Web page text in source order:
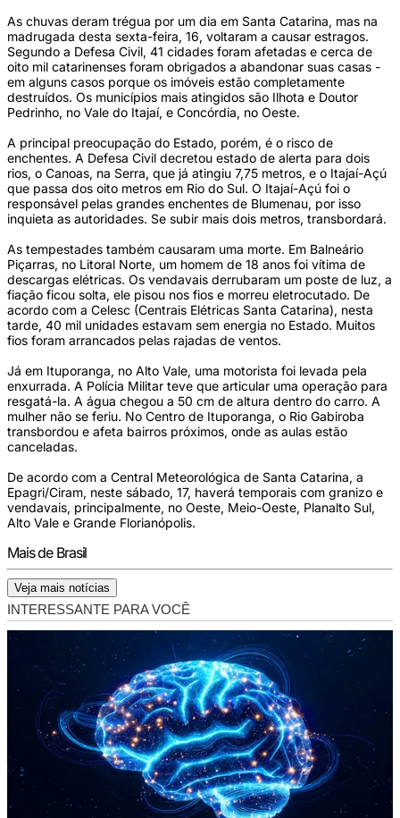
As chuvas deram trégua por um dia em Santa Catarina, mas na
madrugada desta sexta-feira, 16, voltaram a causar estragos.
Segundo a Defesa Civil, 41 cidades foram afetadas e cerca de
oito mil catarinenses foram obrigados a abandonar suas casas -
em alguns casos porque os imóveis estão completamente
destruídos. Os municípios mais atingidos são Ilhota e Doutor
Pedrinho, no Vale do Itajaí, e Concórdia, no Oeste.
A principal preocupação do Estado, porém, é o risco de
enchentes. A Defesa Civil decretou estado de alerta para dois
rios, o Canoas, na Serra, que já atingiu 7,75 metros, e o Itajaí-Açú
que passa dos oito metros em Rio do Sul. O Itajaí-Açú foi o
responsável pelas grandes enchentes de Blumenau, por isso
inquieta as autoridades. Se subir mais dois metros, transbordará.
As tempestades também causaram uma morte. Em Balneário
Piçarras, no Litoral Norte, um homem de 18 anos foi vítima de
descargas elétricas. Os vendavais derrubaram um poste de luz, a
fiação ficou solta, ele pisou nos fios e morreu eletrocutado. De
acordo com a Celesc (Centrais Elétricas Santa Catarina), nesta
tarde, 40 mil unidades estavam sem energia no Estado. Muitos
fios foram arrancados pelas rajadas de ventos.
Já em Ituporanga, no Alto Vale, uma motorista foi levada pela
enxurrada. A Polícia Militar teve que articular uma operação para
resgatá-la. A água chegou a 50 cm de altura dentro do carro. A
mulher não se feriu. No Centro de Ituporanga, o Rio Gabiroba
transbordou e afeta bairros próximos, onde as aulas estão
canceladas.
De acordo com a Central Meteorológica de Santa Catarina, a
Epagri/Ciram, neste sábado, 17, haverá temporais com granizo e
vendavais, principalmente, no Oeste, Meio-Oeste, Planalto Sul,
Alto Vale e Grande Florianópolis.
Mais de Brasil
Veja mais notícias